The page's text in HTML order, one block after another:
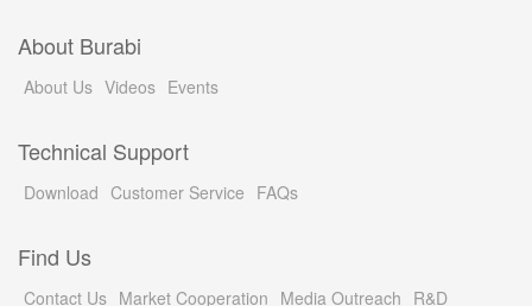
About Burabi
About Us Videos Events
Technical Support
Download Customer Service FAQs
Find Us
Contact Us Market Cooperation Media Outreach R&D